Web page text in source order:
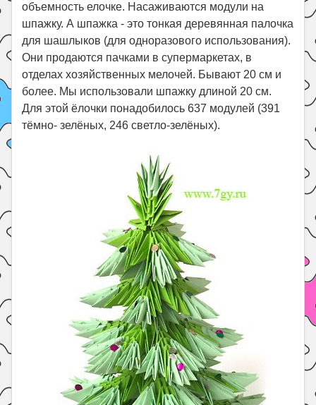
объемность елочке. Насаживаются модули на
шпажку. А шпажка - это тонкая деревянная палочка
для шашлыков (для одноразового использования).
Они продаются пачками в супермаркетах, в
отделах хозяйственных мелочей. Бывают 20 см и
более. Мы использовали шпажку длиной 20 см.
Для этой ёлочки понадобилось 637 модулей (391
тёмно- зелёных, 246 светло-зелёных).